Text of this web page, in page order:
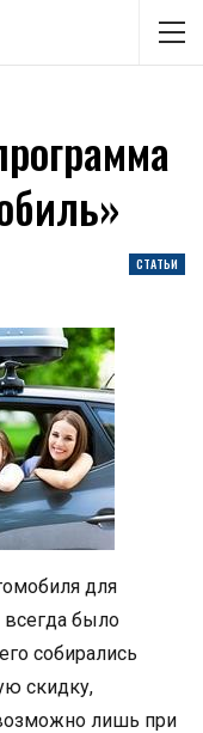
СТАТЬИ
для
было
собирались
скидку,
лишь при